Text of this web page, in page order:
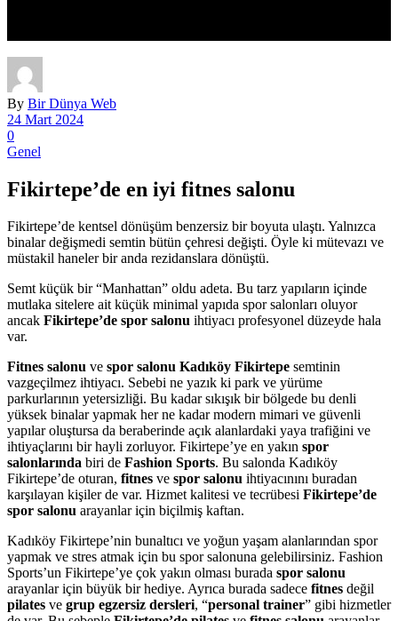
By Bir Dünya Web
24 Mart 2024
0
Genel
Fikirtepe’de en iyi fitnes salonu
Fikirtepe’de kentsel dönüşüm benzersiz bir boyuta ulaştı. Yalnızca
binalar değişmedi semtin bütün çehresi değişti. Öyle ki mütevazı ve
müstakil haneler bir anda rezidanslara dönüştü.
Semt küçük bir “Manhattan” oldu adeta. Bu tarz yapıların içinde
mutlaka sitelere ait küçük minimal yapıda spor salonları oluyor
ancak Fikirtepe’de spor salonu ihtiyacı profesyonel düzeyde hala
var.
Fitnes salonu ve spor salonu Kadıköy Fikirtepe semtinin
vazgeçilmez ihtiyacı. Sebebi ne yazık ki park ve yürüme
parkurlarının yetersizliği. Bu kadar sıkışık bir bölgede bu denli
yüksek binalar yapmak her ne kadar modern mimari ve güvenli
yapılar oluştursa da beraberinde açık alanlardaki yaya trafiğini ve
ihtiyaçlarını bir hayli zorluyor. Fikirtepe’ye en yakın spor
salonlarında biri de Fashion Sports. Bu salonda Kadıköy
Fikirtepe’de oturan, fitnes ve spor salonu ihtiyacınını buradan
karşılayan kişiler de var. Hizmet kalitesi ve tecrübesi Fikirtepe’de
spor salonu arayanlar için biçilmiş kaftan.
Kadıköy Fikirtepe’nin bunaltıcı ve yoğun yaşam alanlarından spor
yapmak ve stres atmak için bu spor salonuna gelebilirsiniz. Fashion
Sports’un Fikirtepe’ye çok yakın olması burada spor salonu
arayanlar için büyük bir hediye. Ayrıca burada sadece fitnes değil
pilates ve grup egzersiz dersleri, “personal trainer” gibi hizmetler